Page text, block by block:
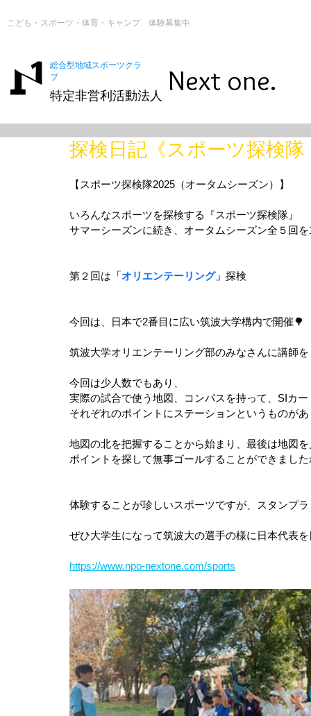
こども・スポーツ・体育・キャンプ 体験募集中
総合型地域スポーツクラ
ブ
特定非営利活動法人 Next one.
探検日記《スポーツ探検
【スポーツ探検隊2025（オータムシーズン）】
いろんなスポーツを探検する『スポーツ探検隊』
サマーシーズンに続き、オータムシーズン全５回
第２回は 「オリエンテーリング」 探検
今回は、日本で2番目に広い筑波大学構内で開催🌳
筑波大学オリエンテーリング部のみなさんに講師
今回は少人数でもあり、
実際の試合で使う地図、コンパスを持って、SIカ
それぞれのポイントにステーションというものが
地図の北を把握することから始まり、最後は地図
ポイントを探して無事ゴールすることができまし
体験することが珍しいスポーツですが、スタンプ
ぜひ大学生になって筑波大の選手の様に日本代表
https://www.npo-nextone.com/sports